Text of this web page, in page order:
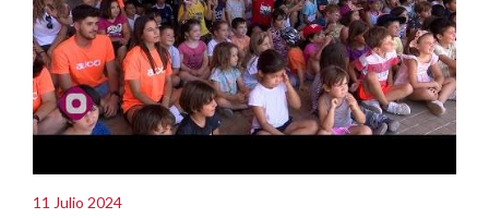
11 Julio 2024